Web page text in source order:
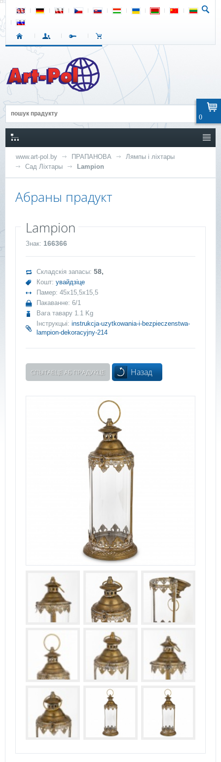
www.art-pol.by ПРАПАНОВА
Лямпы і ліхтары
Сад Ліхтары
Lampion
Абраны прадукт
Lampion
Знак: 166366
Складскія запасы:58,
Кошт:увайдзіце
Памер: 45x15,5x15,5
Пакаванне: 6/1
Вага тавару 1.1 Kg
Інструкцыі:instrukcja-uzytkowania-i-bezpieczenstwa-
lampion-dekoracyjny-214
СПЫТАЕЦЕ АБ ПРАДУКЦЕ Назад
0